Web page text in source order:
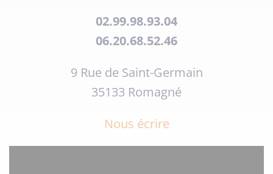
02.99.98.93.04
06.20.68.52.46
9 Rue de Saint-Germain
35133 Romagné
Nous écrire